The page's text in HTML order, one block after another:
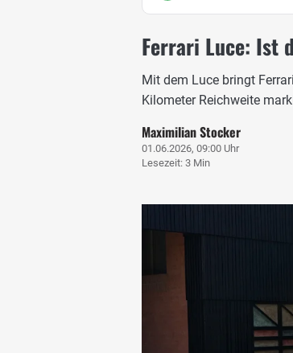
Ferrari Luce: Ist
Mit dem Luce bringt
Kilometer Reichweite
Maximilian Stocker
01.06.2026, 09:00 Uhr
Lesezeit: 3 Min